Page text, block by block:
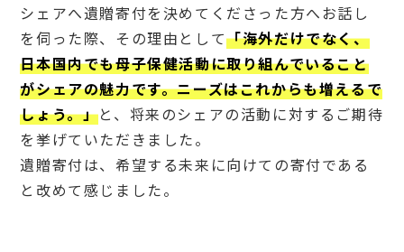
まと
め：
シェ
ア＝
国際
保健
協力
市民
の会
への
遺贈
寄付
シェアへ遺贈寄付を決めてくださった方へお話し
を伺った際、その理由として「海外だけでなく、
日本国内でも母子保健活動に取り組んでいること
がシェアの魅力です。ニーズはこれからも増えるで
しょう。」と、将来のシェアの活動に対するご期待
を挙げていただきました。
遺贈寄付は、希望する未来に向けての寄付である
と改めて感じました。